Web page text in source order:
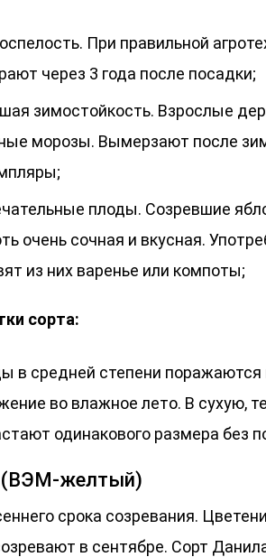
При правильной
через 3 года после посадки;
зимостойкость. Взрослые
морозы. Вымерзают после
плоды. Созревшие
очень сочная и вкусная.
из них варенье или компоты;
сорта:
в средней степени
во влажное лето. В сухую,
одинакового размера без
(ВЭМ-желтый)
срока созревания.
в сентябре. Сорт